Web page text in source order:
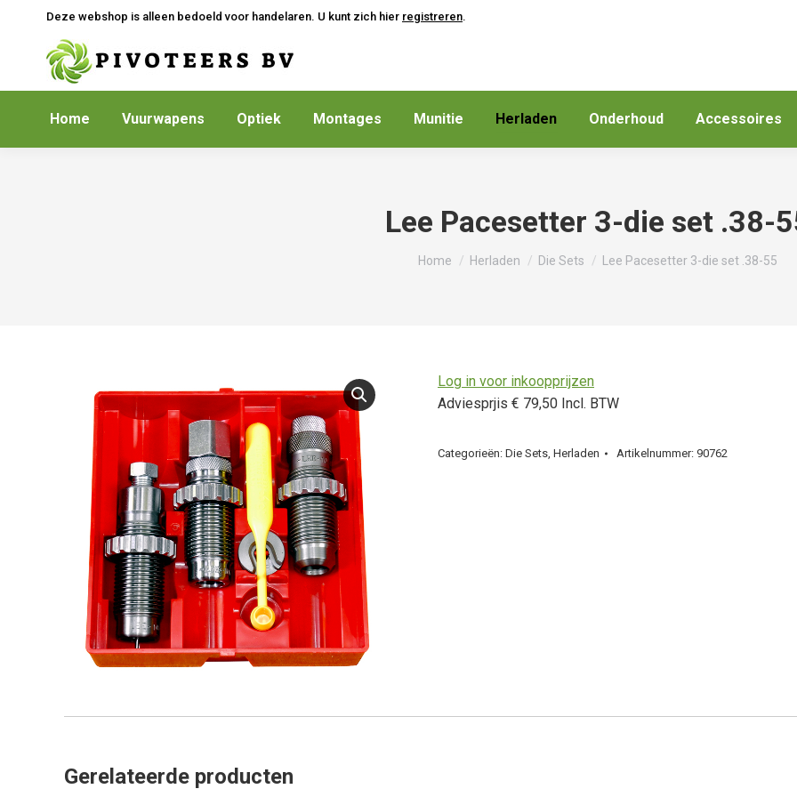
Deze webshop is alleen bedoeld voor handelaren. U kunt zich hier registreren.
Home Vuurwapens Optiek Montages Munitie Herladen Onderhoud Accessoires
Lee Pacesetter 3-die set .38-
Je bent hier:
Home Herladen Die Sets Lee Pacesetter 3-die set .38-55
Log in voor inkoopprijzen
Adviesprjis € 79,50 Incl. BTW
Categorieën: Die Sets, Herladen Artikelnummer: 90762
Gerelateerde producten